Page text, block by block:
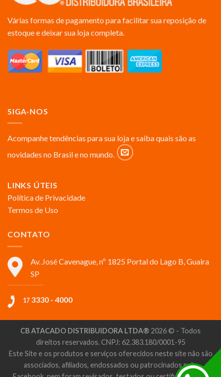
Várias formas de pagamento para facilitar sua reposição de
estoque e deixar sua loja completa.
SIGA-NOS
Acompanhe tendências para sua loja e saiba quais são as
novidades no Brasil e no mundo.
LINKS ÚTEIS
Política de Privacidade
Termos de Uso
CONTATO
Av. José Cavenague, nº 1825 Portal do Lago B, Guaira
SP
17 3330 - 4000
CB ATACADO DISTRIBUIDORA LTDA® 2026 © - Todos
direitos reservados. CNPJ: 62.383.180/0001-95
Este Site e os produtos e serviços oferecidos neste site não são
associados, afiliados, endossados ou patrocinados pelo